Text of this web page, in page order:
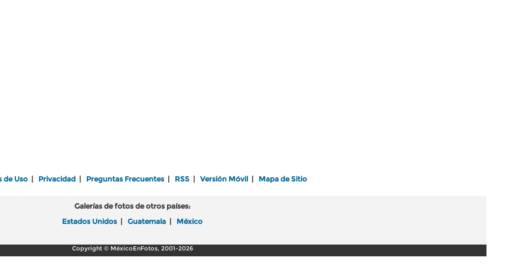
de Uso Privacidad Preguntas Frecuentes RSS Versión Móvil Mapa de Sitio
Galerías de fotos de otros países:
Estados Unidos
Guatemala México
Copyright © MéxicoEnFotos, 2001-2026